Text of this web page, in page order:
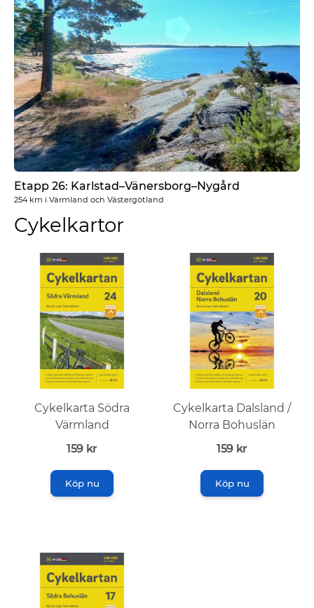
Etapp 26: Karlstad–Vänersborg–Nygård
254 km i Värmland och Västergötland
Cykelkartor
Cykelkarta Södra
Värmland
159 kr
Köp nu
Cykelkarta Dalsland /
Norra Bohuslän
159 kr
Köp nu